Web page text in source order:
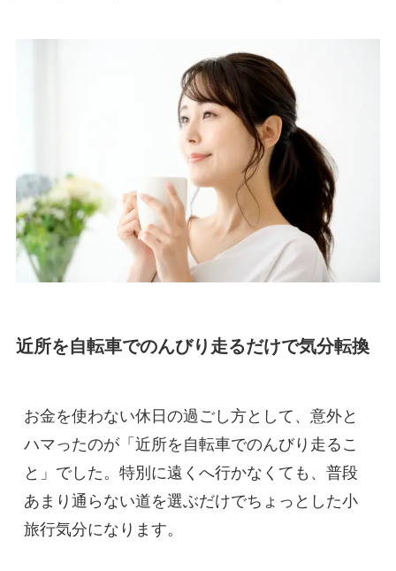
近所を自転車でのんびり走るだけで気分転換
お金を使わない休日の過ごし方として、意外と
ハマったのが「近所を自転車でのんびり走るこ
と」でした。特別に遠くへ行かなくても、普段
あまり通らない道を選ぶだけでちょっとした小
旅行気分になります。